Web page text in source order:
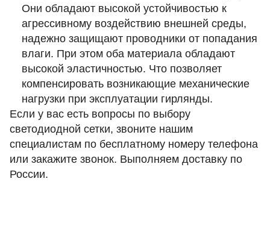
Они обладают высокой устойчивостью к
агрессивному воздействию внешней среды,
надежно защищают проводники от попадания
влаги. При этом оба материала обладают
высокой эластичностью. Что позволяет
компенсировать возникающие механические
нагрузки при эксплуатации гирлянды.
Если у вас есть вопросы по выбору
светодиодной сетки, звоните нашим
специалистам по бесплатному номеру телефона
или закажите звонок. Выполняем доставку по
России.